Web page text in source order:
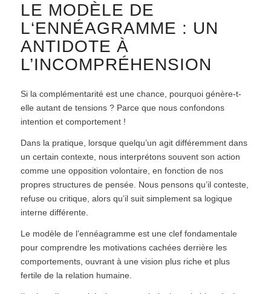
LE MODÈLE DE
L‘ENNÉAGRAMME : UN
ANTIDOTE À
L’INCOMPRÉHENSION
Si la complémentarité est une chance, pourquoi génère-t-
elle autant de tensions ? Parce que nous confondons
intention et comportement !
Dans la pratique, lorsque quelqu’un agit différemment dans
un certain contexte, nous interprétons souvent son action
comme une opposition volontaire, en fonction de nos
propres structures de pensée. Nous pensons qu’il conteste,
refuse ou critique, alors qu’il suit simplement sa logique
interne différente.
Le modèle de l’ennéagramme est une clef fondamentale
pour comprendre les motivations cachées derrière les
comportements, ouvrant à une vision plus riche et plus
fertile de la relation humaine.